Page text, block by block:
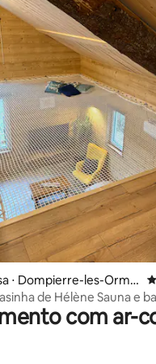
média de 5, 756
⋅ Dompierre-les-Orme
de Hélène Sauna e banho
com ar-